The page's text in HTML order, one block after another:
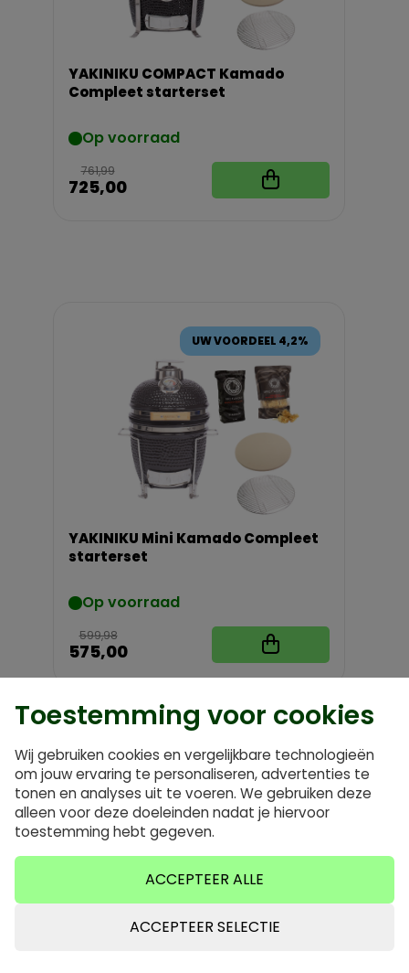
YAKINIKU COMPACT Kamado
Compleet starterset
Op voorraad
761,99
725,00
UW VOORDEEL 4,2%
YAKINIKU Mini Kamado Compleet
starterset
Op voorraad
599,98
575,00
Toestemming voor cookies
Wij gebruiken cookies en vergelijkbare technologieën
om jouw ervaring te personaliseren, advertenties te
tonen en analyses uit te voeren. We gebruiken deze
alleen voor deze doeleinden nadat je hiervoor
toestemming hebt gegeven.
ACCEPTEER ALLE
ACCEPTEER SELECTIE